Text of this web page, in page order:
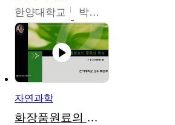
한양대학교 박경호
자연과학
화장품원료의 종류와 특성